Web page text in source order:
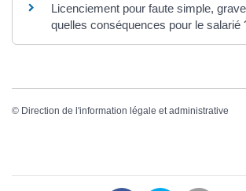
Licenciement pour faute simple,
quelles conséquences pour le salarié
© Direction de l'information légale et administrative